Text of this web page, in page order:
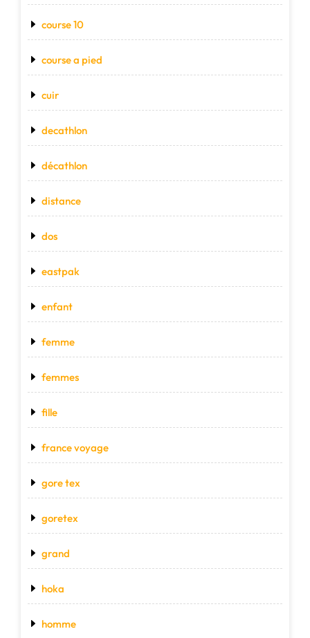
course 10
course a pied
cuir
decathlon
décathlon
distance
dos
eastpak
enfant
femme
femmes
fille
france voyage
gore tex
goretex
grand
hoka
homme